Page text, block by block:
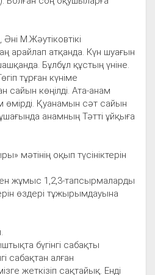
М.Жәутіковтікі
арайлап атқанда. Күн шуағын
Бұлбұл құстың үніне.
тұрған күніме
сайын көңілді. Ата-анам
Қуанамын сәт сайын
анамның Тәтті ұйқыға
мәтінің оқып түсініктерін
жұмыс 1,2,3-тапсырмаларды
өздері тұжырымдауына
бүгінгі сабақты
сабақтан алған
жеткізіп сақтайық. Енді